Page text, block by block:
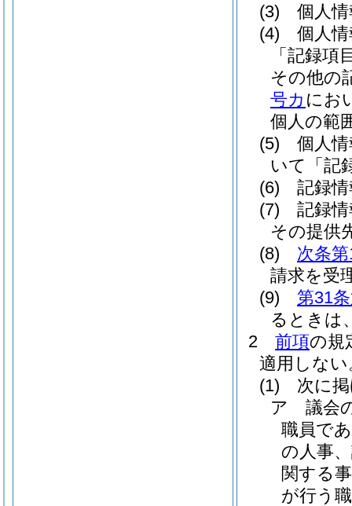
(3)
個人
(4)
個人
「記録項
その他の
号カ にお
個人の範
(5)
個人
いて「記
(6)
記録
(7)
記録
その提供
(8)
次条
請求を受
(9)
第31
るときは
2
前項の規
適用しない
(1)
次に
ア
議会
職員で
の人事
関する
が行う